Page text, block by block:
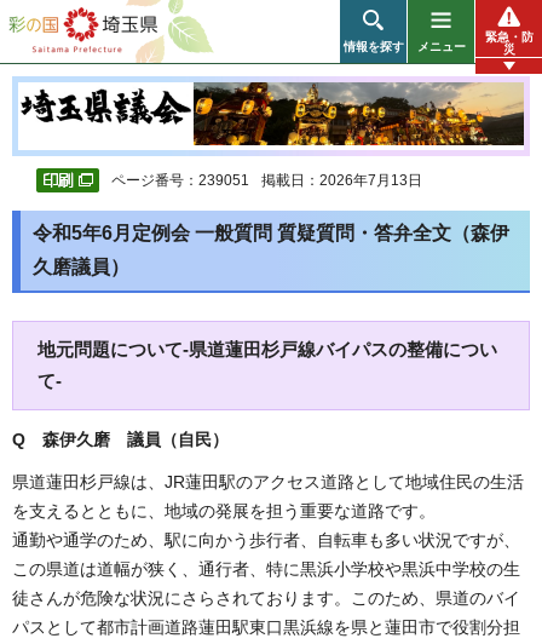
彩の国 埼玉県
情報を探す メニュー
緊急・防
災
ページ番号：239051 掲載日：2026年7月13日
令和5年6月定例会 一般質問 質疑質問・答弁全文（森伊
久磨議員）
地元問題について-県道蓮田杉戸線バイパスの整備につい
て-
Q 森伊久磨 議員（自民）
県道蓮田杉戸線は、JR蓮田駅のアクセス道路として地域住民の生活
を支えるとともに、地域の発展を担う重要な道路です。
通勤や通学のため、駅に向かう歩行者、自転車も多い状況ですが、
この県道は道幅が狭く、通行者、特に黒浜小学校や黒浜中学校の生
徒さんが危険な状況にさらされております。このため、県道のバイ
パスとして都市計画道路蓮田駅東口黒浜線を県と蓮田市で役割分担